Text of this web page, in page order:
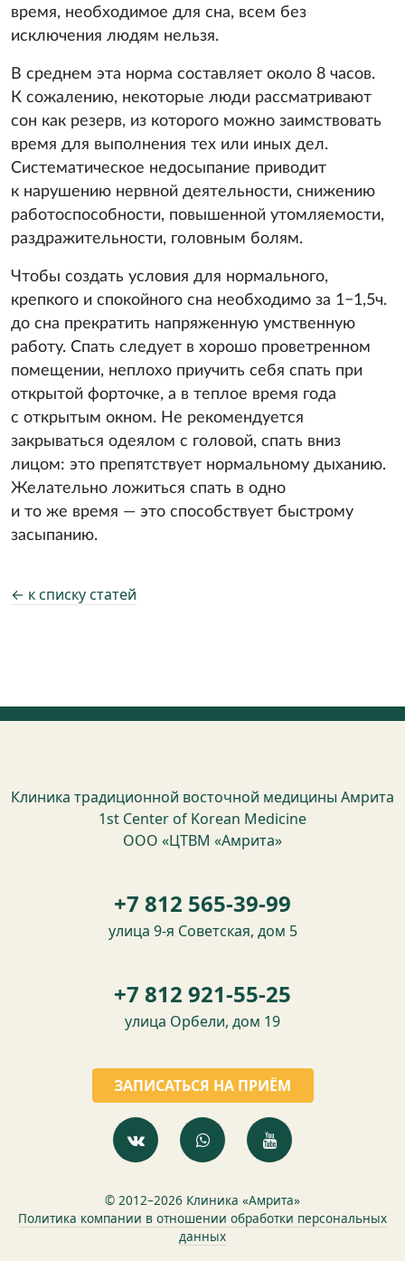
время, необходимое для сна, всем без
исключения людям нельзя.
В среднем эта норма составляет около 8 часов.
К сожалению, некоторые люди рассматривают
сон как резерв, из которого можно заимствовать
время для выполнения тех или иных дел.
Систематическое недосыпание приводит
к нарушению нервной деятельности, снижению
работоспособности, повышенной утомляемости,
раздражительности, головным болям.
Чтобы создать условия для нормального,
крепкого и спокойного сна необходимо за 1−1,5ч.
до сна прекратить напряженную умственную
работу. Спать следует в хорошо проветренном
помещении, неплохо приучить себя спать при
открытой форточке, а в теплое время года
с открытым окном. Не рекомендуется
закрываться одеялом с головой, спать вниз
лицом: это препятствует нормальному дыханию.
Желательно ложиться спать в одно
и то же время — это способствует быстрому
засыпанию.
← к списку статей
Клиника традиционной восточной медицины Амрита
1st Center of Korean Medicine
ООО «ЦТВМ «Амрита»
+7 812 565-39-99
улица 9-я Советская, дом 5
+7 812 921-55-25
улица Орбели, дом 19
ЗАПИСАТЬСЯ НА ПРИЁМ
© 2012–2026 Клиника «Амрита»
Политика компании в отношении обработки персональных
данных